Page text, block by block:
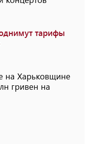
тарифы
на Харьковщине
​​гривен на